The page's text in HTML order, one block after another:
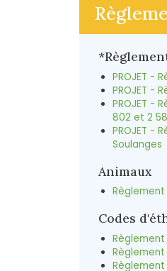
PROJET -
PROJET -
PROJET -
802 et 2
PROJET -
Soulanges
Animaux
Codes